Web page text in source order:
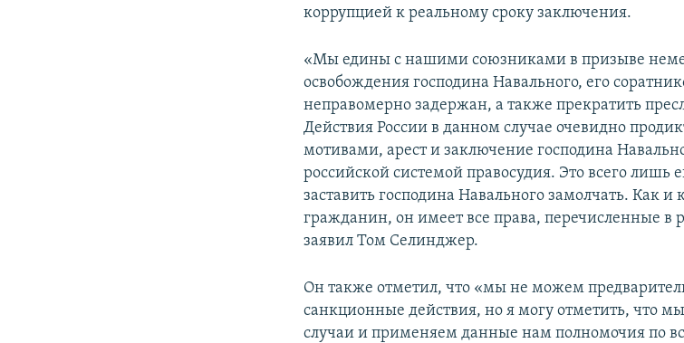
коррупцией к реальному сроку заключения.
«Мы едины с нашими союзниками в призыве
освобождения господина Навального, его
неправомерно задержан, а также прекратить
Действия России в данном случае очевидно
мотивами, арест и заключение господина
российской системой правосудия. Это всего лишь
заставить господина Навального замолчать. Как
гражданин, он имеет все права, перечисленные в
заявил Том Селинджер.
Он также отметил, что «мы не можем
санкционные действия, но я могу отметить, что
случаи и применяем данные нам полномочия по